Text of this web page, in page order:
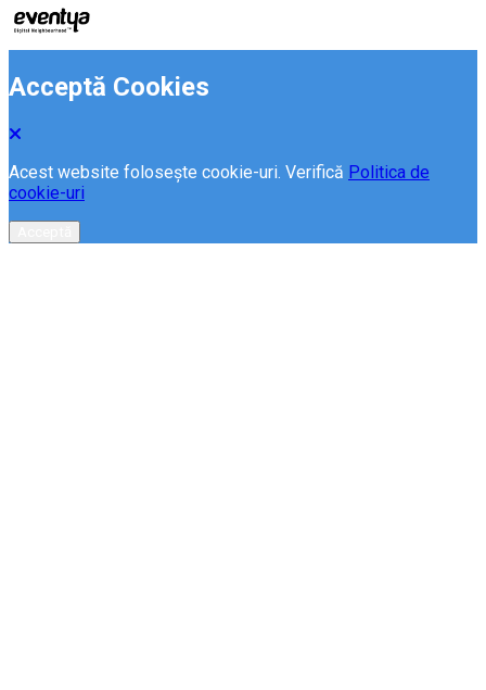
Acceptă Cookies
Acest website folosește cookie-uri. Verifică Politica de
cookie-uri